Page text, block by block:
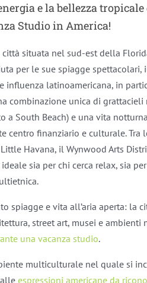
e la bellezza
Studio in America!
situata nel sud-est della
per le sue spiagge
influenza latinoamericana, in
combinazione unica di grattacieli
a South Beach) e una vita
centro finanziario e culturale. Tra
Havana, il Wynwood Arts
sia per chi cerca relax, sia
spiagge e vita all’aria aperta: la
street art, musei e ambienti
una vacanza studio.
multiculturale nel quale si
espressioni americane da